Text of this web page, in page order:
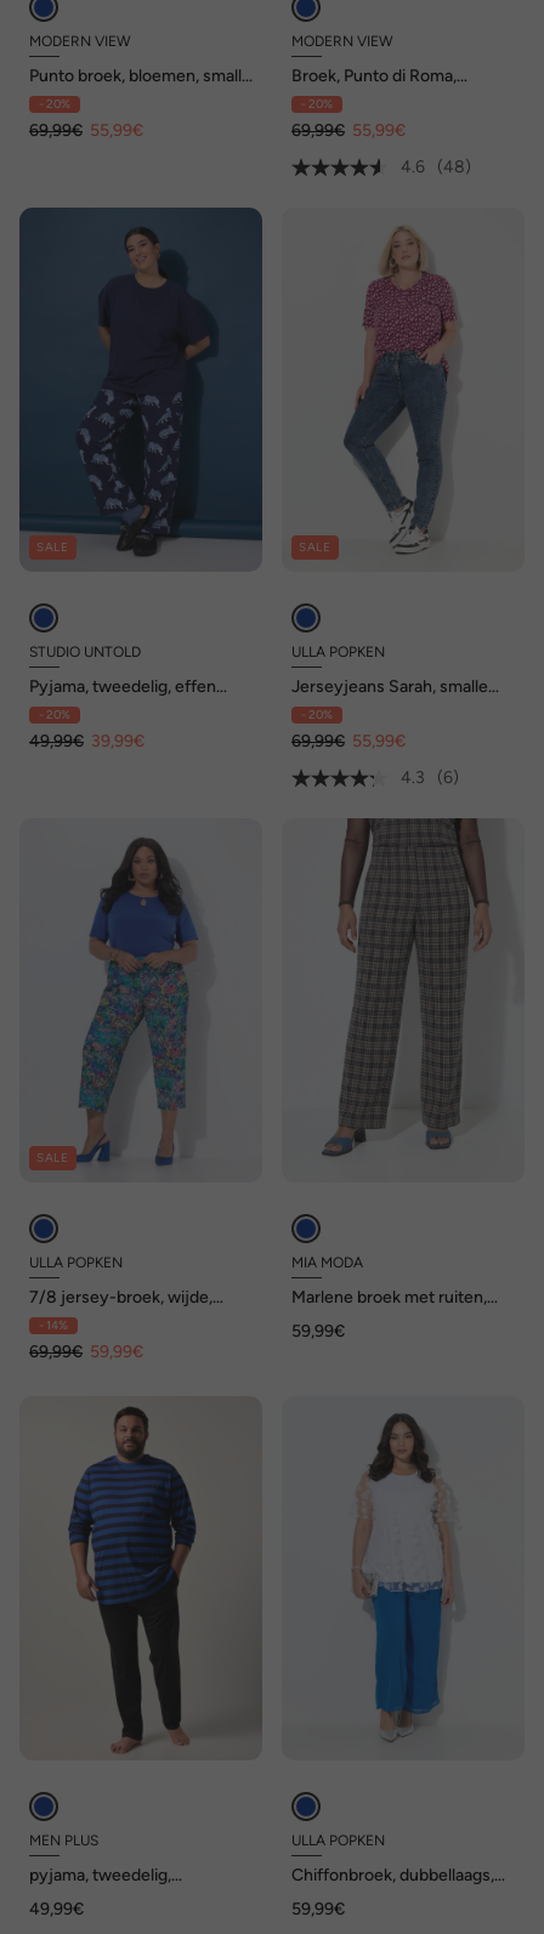
MODERN VIEW
Punto broek, bloemen, smalle
pijpen, bies, elastische
tailleband
- 20%
69,99€ 55,99€
MODERN VIEW
Broek, Punto di Roma,
conische pijp, biezen,
elastische tailleband
- 20%
69,99€ 55,99€
4.6
(48)
SALE
STUDIO UNTOLD
Pyjama, tweedelig, effen
shirt, lange broek, luipaard
- 20%
49,99€ 39,99€
SALE
ULLA POPKEN
Jerseyjeans Sarah, smalle
pijpen, comfortabele
tailleband
- 20%
69,99€ 55,99€
4.3
(6)
SALE
ULLA POPKEN
7/8 jersey-broek, wijde,
rechte pijpen, elastische
tailleband
- 14%
69,99€ 59,99€
MIA MODA
Marlene broek met ruiten,
elastische tailleband
59,99€
MEN PLUS
pyjama, tweedelig,
8XL
49,99€
ULLA POPKEN
Chiffonbroek, dubbellaags,
tailleband
59,99€